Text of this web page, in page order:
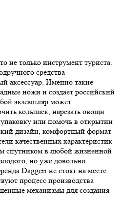
не только инструмент туриста.
средства
аксессуар. Именно такие
ножи и создает российский
экземпляр может
колышек, нарезать овощи
или помочь в открытии
дизайн, комфортный формат
качественных характеристик
спутником в любой жизненной
но уже довольно
Daggerr не стоят на месте.
процесс производства
механизмы для создания